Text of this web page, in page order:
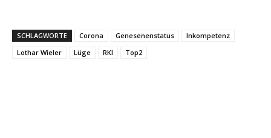
SCHLAGWORTE Corona Genesenenstatus
Inkompetenz
Lothar Wieler
Lüge RKI Top2